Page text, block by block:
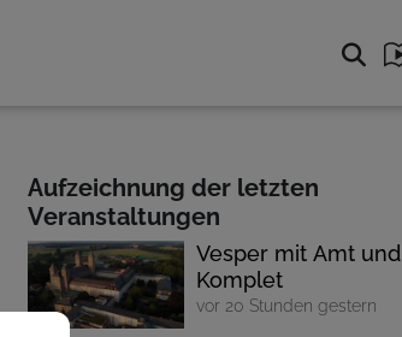
Aufzeichnung der letzten
Veranstaltungen
Vesper mit Amt und
Komplet
vor 20 Stunden gestern